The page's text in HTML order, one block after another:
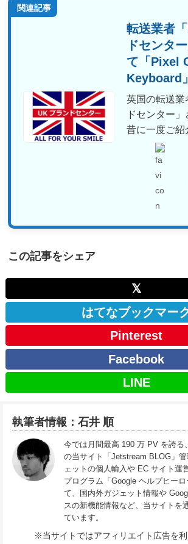
関連記事
転送業者
ドセンタ
て「Pixel
Keyboard
英国の転送
ドセンター
昔に一度ご紹
だいたことが
この記事をシェア
𝕏
はてなブックマー
Pinterest
Facebook
LINE
執筆者情報：石井 順
今では月間最高 190 万 PV を誇る
の当サイト「Jetstream BLOG」
ェットの個人輸入や EC サイト運
プログラム「Google ヘルプヒー
て、国内外ガジェット情報や
スの新機能情報など、当サイトを
ています。
※当サイトではアフィリエイト広告を